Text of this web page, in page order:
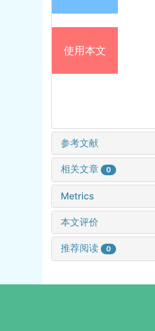
使用本文
参考文献
相关文章 0
Metrics
本文评价
推荐阅读 0